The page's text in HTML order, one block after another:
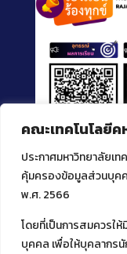
คณะเทคโนโลยี
ประกาศมหาวิทยาลัยเ
คุ้มครองข้อมูลส่วนบุค
พ.ศ. 2566
โดยที่เป็นการสมควรใ
บุคคล เพื่อให้บุคลากร
ติดต่อคณะเทคโนโล